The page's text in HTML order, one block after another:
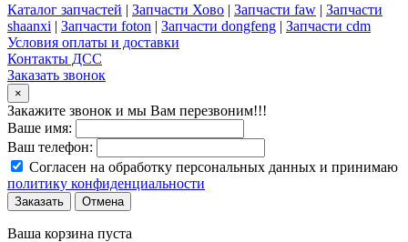
Каталог запчастей | Запчасти Хово | Запчасти faw | Запчасти
shaanxi | Запчасти foton | Запчасти dongfeng | Запчасти cdm
Условия оплаты и доставки
Контакты ДСС
Заказать звонок
×
Закажите звонок и мы Вам перезвоним!!!
Ваше имя:
Ваш телефон:
Согласен на обработку персональных данных и принимаю
политику конфиденциальности
Заказать Отмена
Ваша корзина пуста